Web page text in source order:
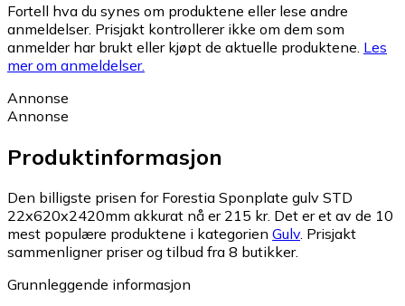
Fortell hva du synes om produktene eller lese andre
anmeldelser. Prisjakt kontrollerer ikke om dem som
anmelder har brukt eller kjøpt de aktuelle produktene. Les
mer om anmeldelser.
Annonse
Annonse
Produktinformasjon
Den billigste prisen for Forestia Sponplate gulv STD
22x620x2420mm akkurat nå er 215 kr. Det er et av de 10
mest populære produktene i kategorien Gulv. Prisjakt
sammenligner priser og tilbud fra 8 butikker.
Grunnleggende informasjon